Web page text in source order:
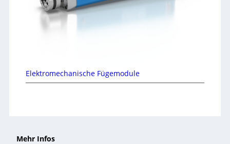
Elektromechanische Fügemodule
Mehr Infos